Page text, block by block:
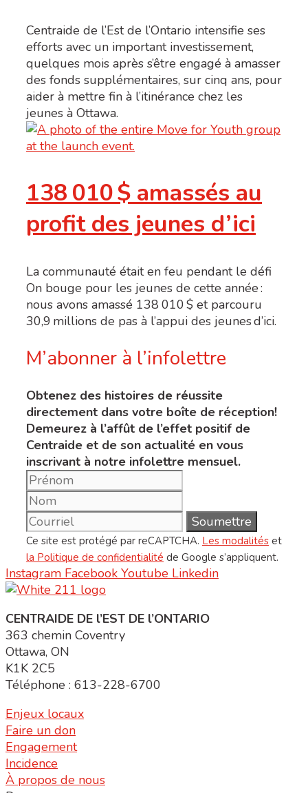
Centraide de l’Est de l’Ontario intensifie ses
efforts avec un important investissement,
quelques mois après s’être engagé à amasser
des fonds supplémentaires, sur cinq ans, pour
aider à mettre fin à l’itinérance chez les
jeunes à Ottawa.
138 010 $ amassés au
profit des jeunes d’ici
La communauté était en feu pendant le défi
On bouge pour les jeunes de cette année :
nous avons amassé 138 010 $ et parcouru
30,9 millions de pas à l’appui des jeunes d’ici.
M’abonner à l’infolettre
Obtenez des histoires de réussite
directement dans votre boîte de réception!
Demeurez à l’affût de l’effet positif de
Centraide et de son actualité en vous
inscrivant à notre infolettre mensuel.
Ce site est protégé par reCAPTCHA. Les modalités et
la Politique de confidentialité de Google s’appliquent.
Instagram Facebook Youtube Linkedin
CENTRAIDE DE l’EST DE l’ONTARIO
363 chemin Coventry
Ottawa, ON
K1K 2C5
Téléphone : 613-228-6700
Enjeux locaux
Faire un don
Engagement
Incidence
À propos de nous